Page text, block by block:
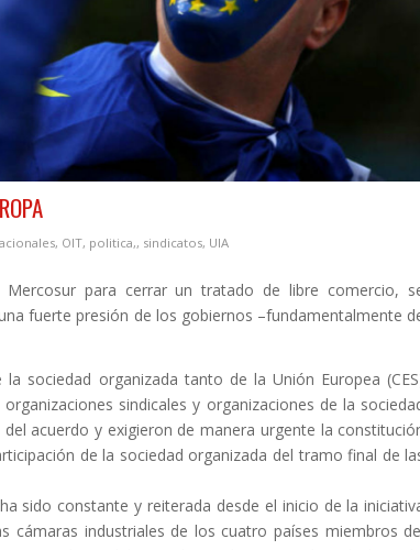
, OIT, politica,, sindicatos, UIA
para cerrar un tratado de libre comercio,
fuerte presión de los gobiernos –fundamentalmente
sociedad organizada tanto de la Unión Europea
sindicales y organizaciones de la
acuerdo y exigieron de manera urgente la
de la sociedad organizada del tramo final de
sido constante y reiterada desde el inicio de la
cámaras industriales de los cuatro países miembros